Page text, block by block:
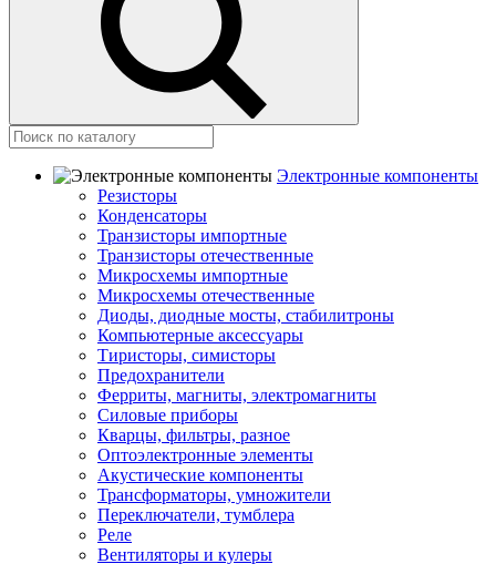
Электронные компоненты
Резисторы
Конденсаторы
Транзисторы импортные
Транзисторы отечественные
Микросхемы импортные
Микросхемы отечественные
Диоды, диодные мосты, стабилитроны
Компьютерные аксессуары
Тиристоры, симисторы
Предохранители
Ферриты, магниты, электромагниты
Силовые приборы
Кварцы, фильтры, разное
Оптоэлектронные элементы
Акустические компоненты
Трансформаторы, умножители
Переключатели, тумблера
Реле
Вентиляторы и кулеры